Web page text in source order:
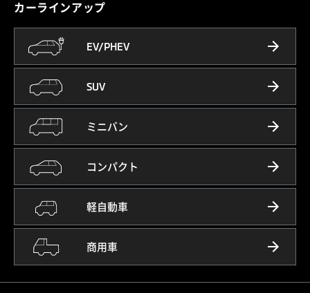
カーラインアップ
EV/PHEV
SUV
ミニバン
コンパクト
軽自動車
商用車